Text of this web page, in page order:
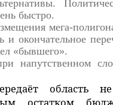
быстро.
мега-
и окончательное
«бывшего».
напутственном
область